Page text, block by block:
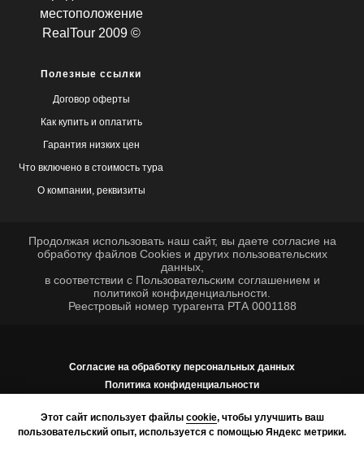
местоположение
RealTour 2009 ©
Полезные ссылки
Договор оферты
Как купить и оплатить
Гарантия низких цен
Что включено в стоимость тура
О компании, реквизиты
Продолжая использовать наш сайт, вы даете согласие на
обработку файлов Cookiesи других пользовательских
данных,
в соответствии с Пользовательским соглашением и
политикой конфиденциальности.
Реестровый номер турагента РТА 0001188
Согласие на обработку персональных данных
Политика конфиденциальности
Сайт разработан в веб-студии
gorsreda.bz
Этот сайт использует файлы cookie, чтобы улучшить ваш
пользовательский опыт, используется с помощью Яндекс метрики.